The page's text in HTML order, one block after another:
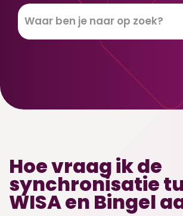
Zoeken
Hoe vraag ik de
synchronisatie
WISA en Bingel